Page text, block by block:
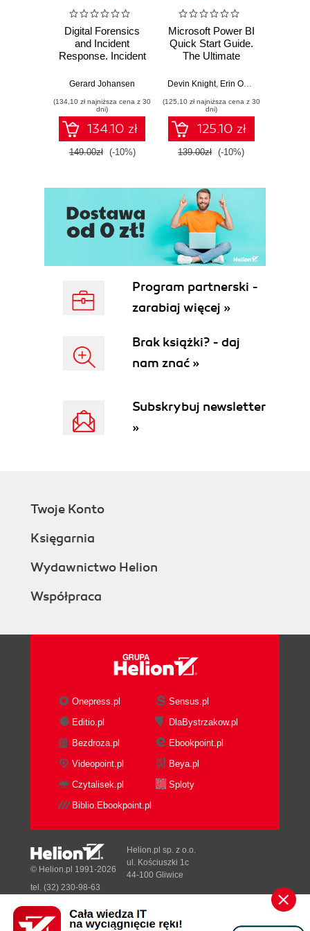
Digital Forensics
and Incident
Response. Incident
and techniques for
threat response -
Fourth Edition
Gerard Johansen
(134,10 zł najniższa cena z 30
dni)
134.10 zł
149.00zł (-10%)
Microsoft Power BI
Quick Start Guide.
The Ultimate
to Power BI, Data
Tools, and
Microsoft Fabric -
Fourth Edition
Devin Knight, Erin Ostrowsky
(125,10 zł najniższa cena z 30
dni)
125.10 zł
139.00zł (-10%)
Ebook 125,10 zł
Program partnerski -
zarabiaj więcej »
Brak książki? - daj
nam znać »
Subskrybuj newsletter
»
Twoje Konto
Księgarnia
Wydawnictwo Helion
Współpraca
Onepress.pl
Sensus.pl
Editio.pl
DlaBystrzakow.pl
Bezdroza.pl
Ebookpoint.pl
Videopoint.pl
Beya.pl
Czytalisek.pl
Sploty
Biblio.Ebookpoint.pl
© Helion.pl 1991-2026
Helion.pl sp. z o.o.
ul. Kościuszki 1c
44-100 Gliwice
tel. (32) 230-98-63
NIP: 6312636254
Regon: 241989027